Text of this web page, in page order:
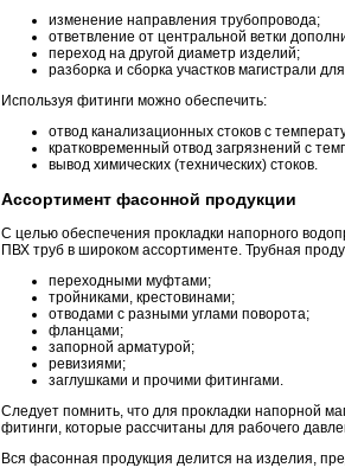
изменение направления трубопровода;
ответвление от центральной ветки
переход на другой диаметр изделий;
разборка и сборка участков магистрали
Используя фитинги можно обеспечить:
отвод канализационных стоков с
кратковременный отвод загрязнений с
вывод химических (технических) стоков.
Ассортимент фасонной продукции
С целью обеспечения прокладки напорного
ПВХ труб в широком ассортименте. Трубная
переходными муфтами;
тройниками, крестовинами;
отводами с разными углами поворота;
фланцами;
запорной арматурой;
ревизиями;
заглушками и прочими фитингами.
Следует помнить, что для прокладки напорной
фитинги, которые рассчитаны для рабочего
Вся фасонная продукция делится на изделия,